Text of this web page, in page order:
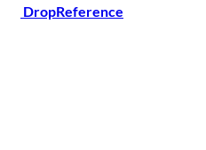
DropReference